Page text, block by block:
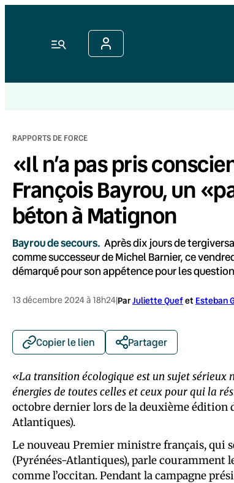
Menu
RAPPORTS DE FORCE
«Il n’a pas pris
François Bayrou, un
béton à Matignon
Bayrou de secours. Après dix jours de
comme successeur de Michel Barnier, ce
démarqué pour son appétence pour les
13 décembre 2024 à 18h24|ParJuliette Quefet Esteban
Copier le lien Partager
«La transition écologique est un sujet sérieux
énergies de toutes celles et ceux pour qui la
octobre dernier lors de la deuxième édition
Atlantiques).
Le nouveau Premier ministre français, qui
(Pyrénées-Atlantiques), parle couramment
comme l’occitan. Pendant la campagne